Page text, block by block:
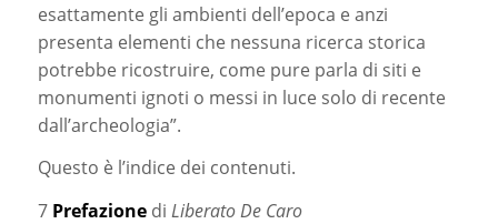
esattamente gli ambienti dell’epoca e anzi
presenta elementi che nessuna ricerca storica
potrebbe ricostruire, come pure parla di siti e
monumenti ignoti o messi in luce solo di recente
dall’archeologia”.
Questo è l’indice dei contenuti.
7 Prefazionedi Liberato De Caro